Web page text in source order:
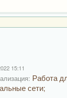
15:11
Работа
сети;